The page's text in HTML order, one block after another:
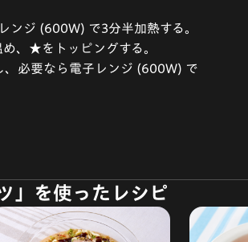
ンジ (600W) で3分半加熱する。
、★をトッピングする。
必要なら電子レンジ (600W) で
」を使ったレシピ